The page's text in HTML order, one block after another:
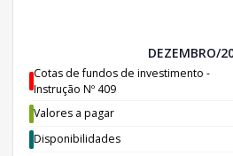
DEZEMBRO/
Cotas de fundos de investimento -
Instrução Nº 409
Valores a pagar
Disponibilidades